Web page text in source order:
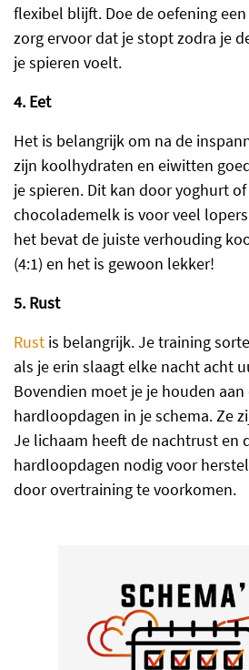
flexibel blijft. Doe de oefening
zorg ervoor dat je stopt zodra je
je spieren voelt.
4. Eet
Het is belangrijk om na de
zijn koolhydraten en eiwitten
je spieren. Dit kan door yoghurt
chocolademelk is voor veel
het bevat de juiste verhouding
(4:1) en het is gewoon lekker!
5. Rust
Rust is belangrijk. Je training
als je erin slaagt elke nacht acht
Bovendien moet je je houden aan
hardloopdagen in je schema. Ze
Je lichaam heeft de nachtrust en
hardloopdagen nodig voor
door overtraining te voorkomen.